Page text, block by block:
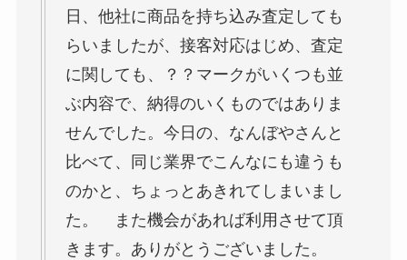
日、他社に商品を持ち込み査定しても
らいましたが、接客対応はじめ、査定
に関しても、？？マークがいくつも並
ぶ内容で、納得のいくものではありま
せんでした。今日の、なんぼやさんと
比べて、同じ業界でこんなにも違うも
のかと、ちょっとあきれてしまいまし
た。 また機会があれば利用させて頂
きます。ありがとうございました。